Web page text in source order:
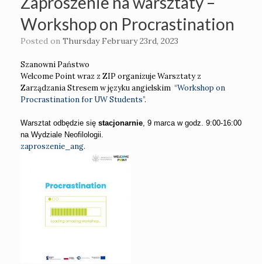
Workshop on Procrastination
Posted on Thursday February 23rd, 2023
Szanowni Państwo
Welcome Point wraz z ZIP organizuje Warsztaty z
Zarządzania Stresem w języku angielskim “Workshop on
Procrastination for UW Students”.
Warsztat odbędzie się stacjonarnie, 9 marca w godz. 9:00-16:00
na Wydziale Neofilologii.
zaproszenie_ang.